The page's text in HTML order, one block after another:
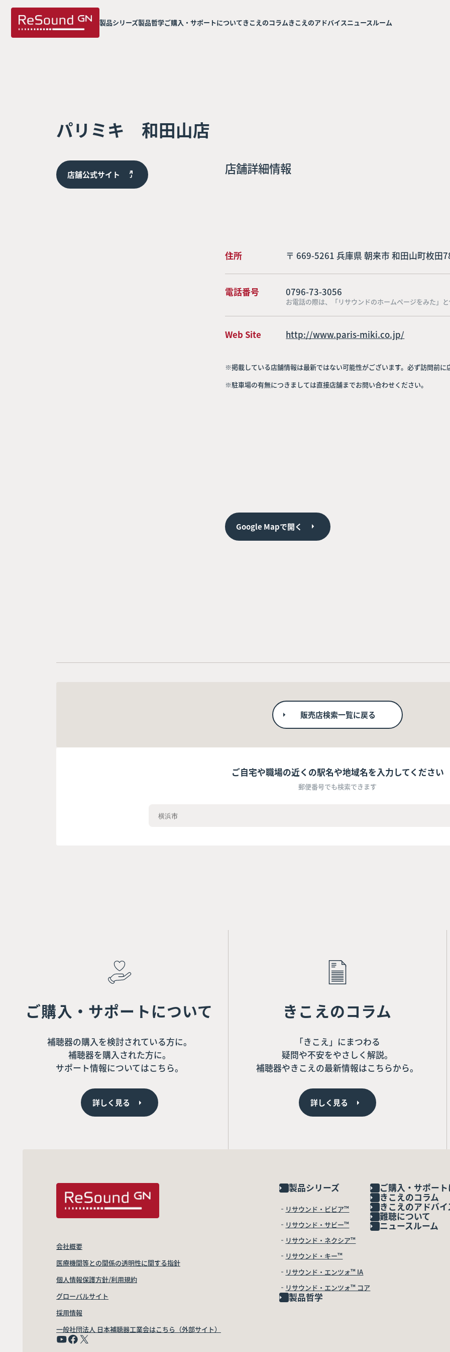
製品シリーズ製品哲学ご購入・サポートについてきこえのコラムきこえのアドバイスニュースルーム
パリミキ 和田山店
店舗公式サイト 店舗詳細情報
住所 〒 669-5261 兵庫県 朝来市 和田山町枚田
電話番号 0796-73-3056
お電話の際は、「リサウンドのホームページをみた」
Web Site http://www.paris-miki.co.jp/
※掲載している店舗情報は最新ではない可能性がございます。必ず訪問前に
※駐車場の有無につきましては直接店舗までお問い合わせください。
Google Mapで開く
販売店検索一覧に戻る
ご自宅や職場の近くの駅名や地域名を入力してください
郵便番号でも検索できます
ご購入・サポートについて
補聴器の購入を検討されている方に。
補聴器を購入された方に。
サポート情報についてはこちら。
詳しく見る
きこえのコラム
「きこえ」にまつわる
疑問や不安をやさしく解説。
補聴器やきこえの最新情報はこちらから。
詳しく見る
製品シリーズ
リサウンド・ビビア™
リサウンド・サビー™
リサウンド・ネクシア™
リサウンド・キー™
リサウンド・エンツォ™ IA
リサウンド・エンツォ™ コア
製品哲学
ご購入・サポー
きこえのコラム
きこえのアドバイ
難聴について
ニュースルーム
会社概要
医療機関等との関係の透明性に関する指針
個人情報保護方針/利用規約
グローバルサイト
採用情報
一般社団法人 日本補聴器工業会はこちら（外部サイト）